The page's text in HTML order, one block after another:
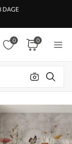
DAGE
0 0